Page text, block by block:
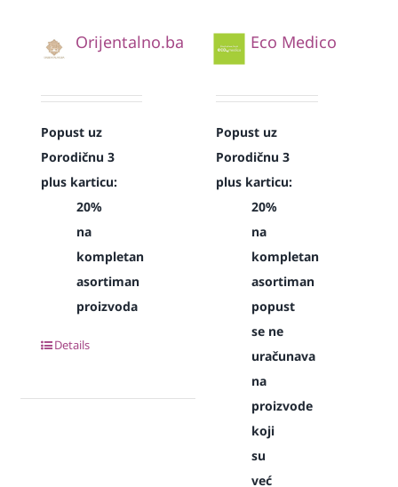
Orijentalno.ba
Popust uz
Porodičnu 3
plus karticu:
20%
na
kompletan
asortiman
proizvoda
Details
Eco Medico
Popust uz
Porodičnu 3
plus karticu:
20%
na
kompletan
asortiman
popust
se ne
uračunava
na
proizvode
koji
su
već